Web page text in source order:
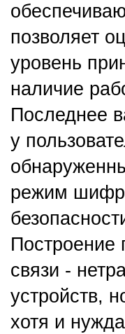
позволяет
уровень
наличие
Последнее
у
режим
Построение
связи -
устройств,
хотя и